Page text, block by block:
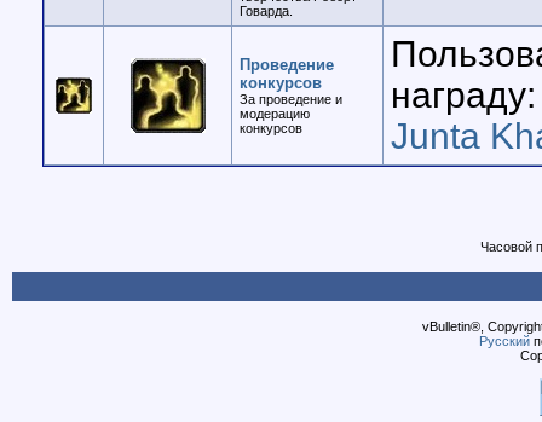
Говарда.
Проведение
конкурсов
За проведение и
модерацию
конкурсов
Junta
Часовой
vBulletin®,
Русский